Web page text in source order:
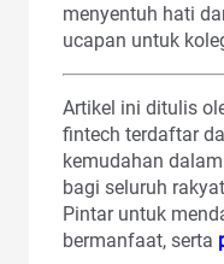
menyentuh hati
ucapan untuk
Artikel ini ditulis
fintech terdaftar
kemudahan
bagi seluruh
Pintar untuk
bermanfaat, serta